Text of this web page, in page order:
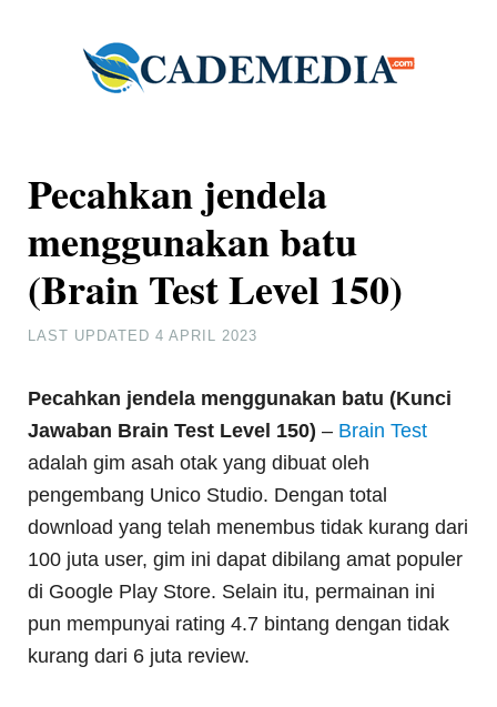
Pecahkan jendela
menggunakan batu
(Brain Test Level 150)
LAST UPDATED4 APRIL 2023
Pecahkan jendela menggunakan batu (Kunci
Jawaban Brain Test Level 150) – Brain Test
adalah gim asah otak yang dibuat oleh
pengembang Unico Studio. Dengan total
download yang telah menembus tidak kurang dari
100 juta user, gim ini dapat dibilang amat populer
di Google Play Store. Selain itu, permainan ini
pun mempunyai rating 4.7 bintang dengan tidak
kurang dari 6 juta review.